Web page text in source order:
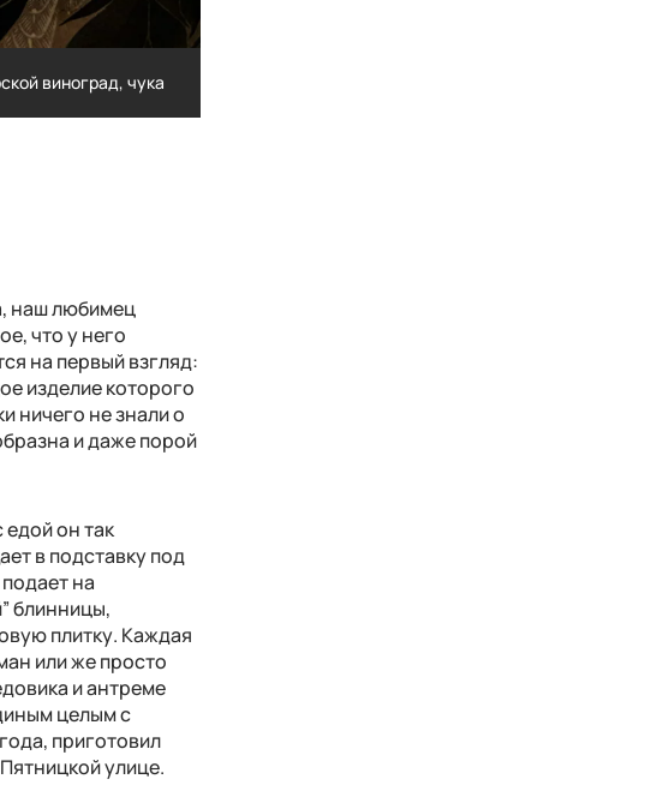
виноград, чука
наш любимец
что у него
на первый взгляд:
изделие которого
ничего не знали о
и даже порой
он так
в подставку под
на
блинницы,
плитку. Каждая
или же просто
и антреме
целым с
приготовил
улице.